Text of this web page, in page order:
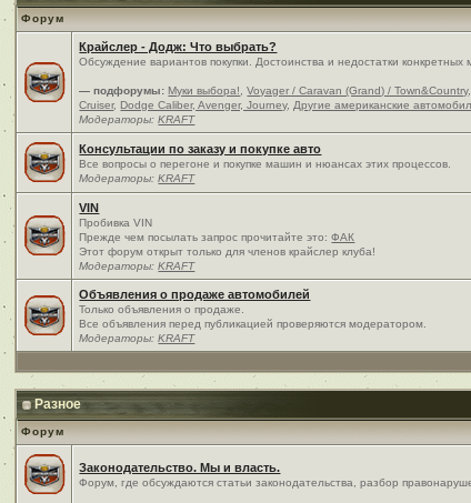
Форум
Крайслер - Додж: Что выбрать?
Обсуждение вариантов покупки. Достоинства и недостатки
— подфорумы: Муки выбора! ,Voyager / Caravan (Grand) / Town&Country
Cruiser, Dodge Caliber, Avenger, Journey, Другие американские
Модераторы:KRAFT
Консультации по заказу и покупке авто
Все вопросы о перегоне и покупке машин и нюансах этих процессов.
Модераторы:KRAFT
VIN
Пробивка VIN
Прежде чем посылать запрос прочитайте это:ФАК
Этот форум открыт только для членов крайслер клуба!
Модераторы:KRAFT
Объявления о продаже автомобилей
Только объявления о продаже.
Все объявления перед публикацией проверяются модератором.
Модераторы:KRAFT
Разное
Форум
Законодательство. Мы и власть.
Форум, где обсуждаются статьи законодательства, разбор